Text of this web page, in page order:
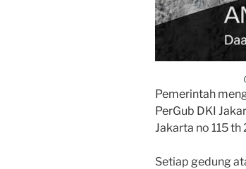
Pemerintah
PerGub DKI
Jakarta no 115
Setiap gedung